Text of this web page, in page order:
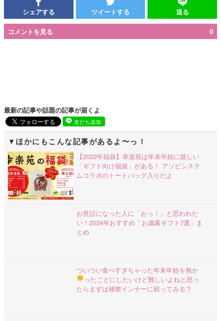
シェアする ツイートする 送る
コメントを見る 0
最新の記事や話題の記事が届くよ
友だち追加
ほかにもこんな記事があるよ〜っ！
【2022年福袋】幸楽苑は年末年始に嬉しい
「ギフト向け福袋」がある！ アソビシステ
ムコラボのトートバッグ入りだよ
お世話になった人に「おっ！」と思われた
い！2024年おすすめ「お歳暮ギフト7選」ま
とめ
ついつい食べすぎちゃった年末年始を無か
ったことにしたいけど難しいよねと思っ
たらまずは補整インナーに頼ってみる？